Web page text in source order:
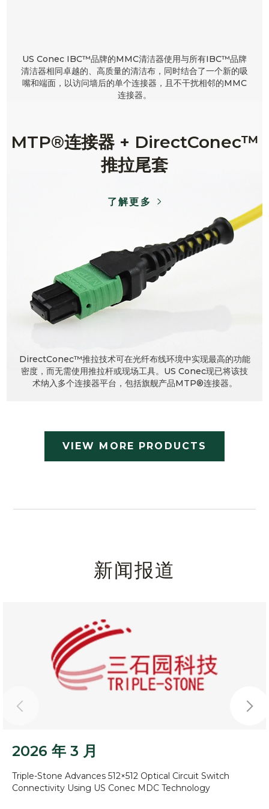
US Conec IBC™品牌的MMC清洁器使用与所有IBC™品牌
清洁器相同卓越的、高质量的清洁布，同时结合了一个新的吸
嘴和端面，以访问墙后的单个连接器，且不干扰相邻的MMC
连接器。
MTP®连接器 + DirectConec™
推拉尾套
了解更多
DirectConec™推拉技术可在光纤布线环境中实现最高的功能
密度，而无需使用推拉杆或现场工具。US Conec现已将该技
术纳入多个连接器平台，包括旗舰产品MTP®连接器。
VIEW MORE PRODUCTS
新闻报道
2026 年 3 月​
Triple-Stone Advances 512×512 Optical Circuit Switch
Connectivity Using US Conec MDC Technology